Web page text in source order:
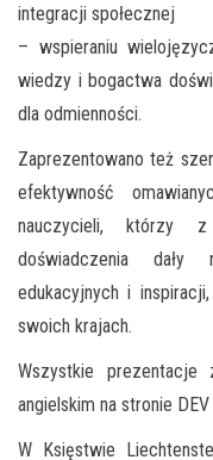
integracji społecznej
– wspieraniu
wiedzy i bogactwa
dla odmienności.
Zaprezentowano też
efektywność
nauczycieli, którzy z
doświadczenia
edukacyjnych i
swoich krajach.
Wszystkie
angielskim na stronie DEV
W Księstwie